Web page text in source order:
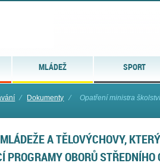
MLÁDEŽ SPORT
⁄ Dokumenty ⁄ Opatření ministra
A TĚLOVÝCHOVY,
OBORŮ STŘEDNÍHO